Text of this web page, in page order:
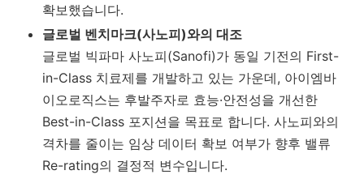
확보했습니다.
글로벌 벤치마크(사노피)와의 대조
글로벌 빅파마 사노피(Sanofi)가 동일 기전의 First-
in-Class 치료제를 개발하고 있는 가운데, 아이엠바
이오로직스는 후발주자로 효능·안전성을 개선한
Best-in-Class 포지션을 목표로 합니다. 사노피와의
격차를 줄이는 임상 데이터 확보 여부가 향후 밸류
Re-rating의 결정적 변수입니다.